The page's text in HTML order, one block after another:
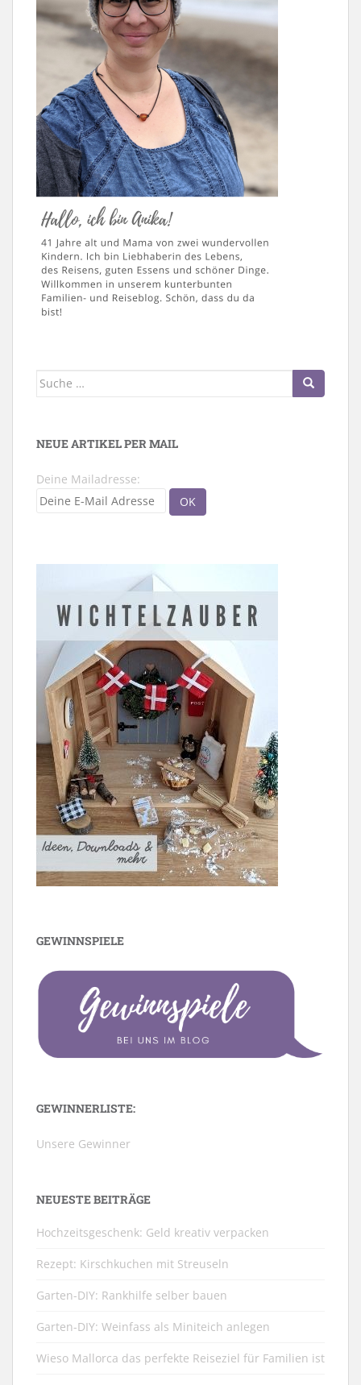
Suche
NEUE ARTIKEL PER MAIL
Deine Mailadresse:
GEWINNSPIELE
GEWINNERLISTE:
Unsere Gewinner
NEUESTE BEITRÄGE
Hochzeitsgeschenk: Geld kreativ verpacken
Rezept: Kirschkuchen mit Streuseln
Garten-DIY: Rankhilfe selber bauen
Garten-DIY: Weinfass als Miniteich anlegen
Wieso Mallorca das perfekte Reiseziel für Familien ist